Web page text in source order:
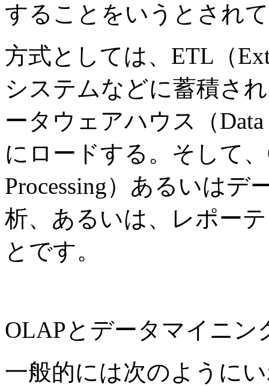
することをいうとされ
方式としては、ETL（
システムなどに蓄積さ
ータウェアハウス（
にロードする。そして
Processing）あるいは
析、あるいは、レポー
とです。
OLAPとデータマイニン
一般的には次のように